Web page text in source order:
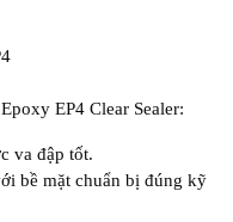
Epoxy EP4 Clear Sealer:
va đập tốt.
bề mặt chuẩn bị đúng kỹ